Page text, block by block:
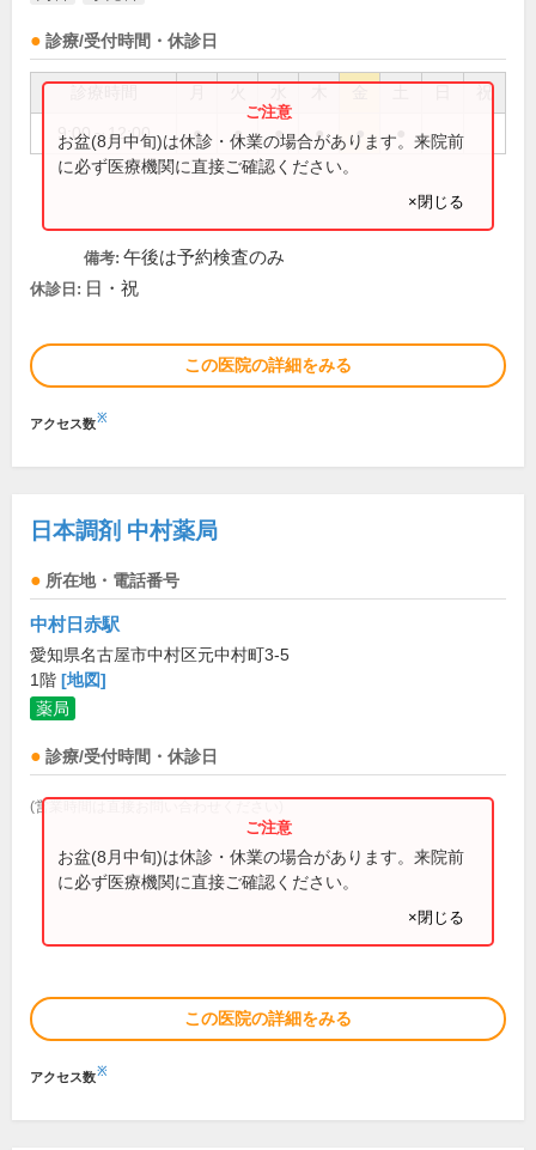
診療/受付時間・休診日
祝
9:00～12:00 ● ● ● ● ●
お盆(8月中旬)は休診・休業の場合があります。来院前
に必ず医療機関に直接ご確認ください。
×閉じる
備考: 午後は予約検査のみ
休診日: 日・祝
この医院の詳細をみる
アクセス数※
日本調剤 中村薬局
所在地・電話番号
中村日赤駅
愛知県名古屋市中村区元中村町3-5
1階 [地図]
薬局
診療/受付時間・休診日
(営業時間は直接お問い合わせください)
お盆(8月中旬)は休診・休業の場合があります。来院前
に必ず医療機関に直接ご確認ください。
×閉じる
この医院の詳細をみる
アクセス数※